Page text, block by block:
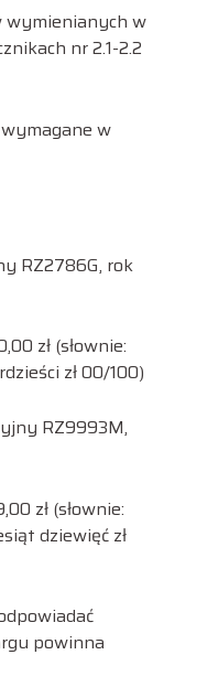
wymienianych w
nr 2.1-2.2
w
RZ2786G, rok
zł (słownie:
zł 00/100)
RZ9993M,
zł (słownie:
dziewięć zł
powinna